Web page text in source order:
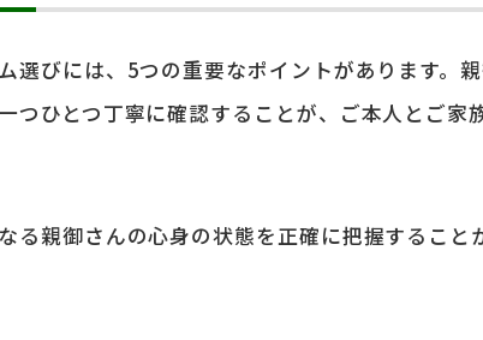
選びには、5つの重要なポイントがあります。
つひとつ丁寧に確認することが、ご本人とご家
る親御さんの心身の状態を正確に把握すること